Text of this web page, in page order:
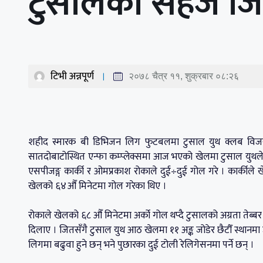
टिभी अन्नपूर्ण २०७८ चैत्र ११, शुक्रबार ०८:२६
शहीद स्मारक बी डिभिजन लिग फुटबलमा टुसाल युथ क्लब
सातदोबाटोस्थित एन्फा कम्प्लेक्समा आज भएको खेलमा टुसाल
एसपीजङ्ग कार्की र ओमप्रकाश रोकाले दुई÷दुई गोल गरे ।
खेलको ६४औँ मिनेटमा गोल गरेका थिए ।
रोकाले खेलको ६८ औँ मिनेटमा अर्को गोल थप्दै टुसालको अग्रता
दिलाए । जितसँगै टुसाल युथ आठ खेलमा ११ अङ्क जोडेर छैटौँ स्थानमा
लिगमा बढुवा हुने छन् भने पुछारका दुई टोली रेलिगेसनमा पर्ने छन् ।